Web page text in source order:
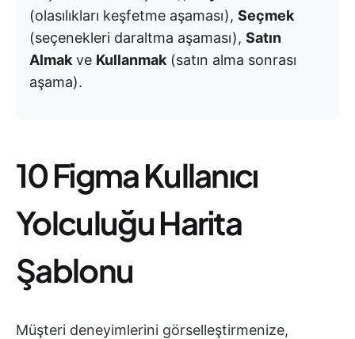
(olasılıkları keşfetme aşaması), Seçmek
(seçenekleri daraltma aşaması), Satın
Almak ve Kullanmak (satın alma sonrası
aşama).
10 Figma Kullanıcı
Yolculuğu Harita
Şablonu
Müşteri deneyimlerini görselleştirmenize,